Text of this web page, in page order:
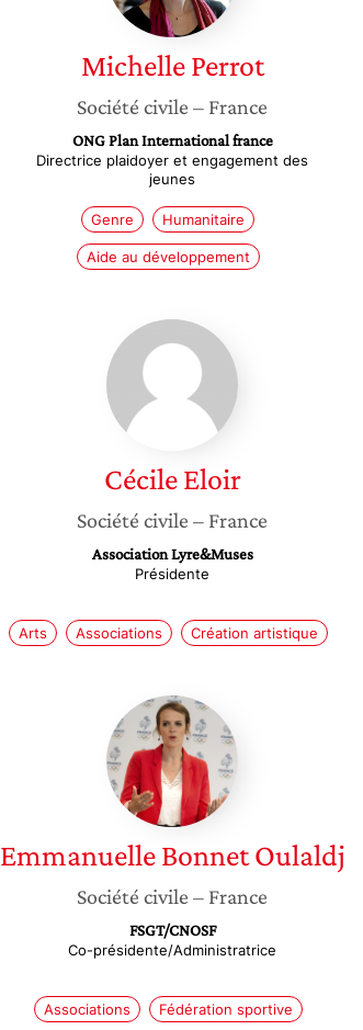
Michelle Perrot
Société civile – France
ONG Plan International france
Directrice plaidoyer et engagement des
jeunes
Genre Humanitaire
Aide au développement
Cécile
Eloir
Cécile Eloir
Société civile – France
Association Lyre&Muses
Présidente
Arts Associations Création artistique
Emmanuelle
Bonnet
Oulaldj
Emmanuelle Bonnet Oulaldj
Société civile – France
FSGT/CNOSF
Co-présidente/Administratrice
Associations Fédération sportive